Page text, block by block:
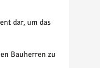
dar, um das
Bauherren zu